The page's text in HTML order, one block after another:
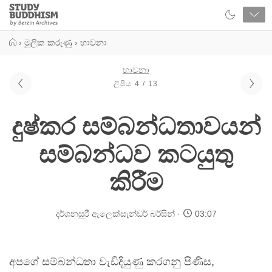
Close
Study
Buddhism
› මූලික කරුණු › භාවනා
භාවනා
ලිපිය 4 / 13
දුෂ්කර සම්බන්ධතාවයන්
සම්බන්ධව කටයුතු
කිරීම
දර්ශනසූරී ඇලෙක්සැන්ඩර් බර්සින් 03:07
අපගේ සම්බන්ධතා වැඩිදියුණු කරගනු පිණිස,